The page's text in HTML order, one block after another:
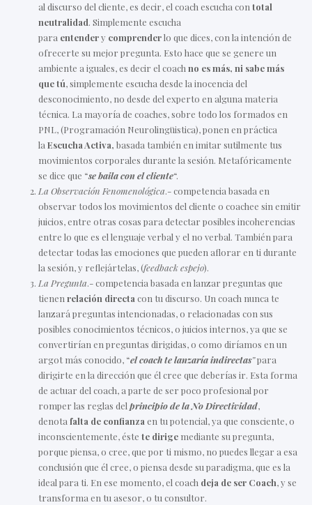
al discurso del cliente, es decir, el coach escucha con total
neutralidad. Simplemente escucha
para entendery comprenderlo que dices, con la intención de
ofrecerte su mejor pregunta. Esto hace que se genere un
ambiente a iguales, es decir el coach no es más, ni sabe más
que tú, simplemente escucha desde la inocencia del
desconocimiento, no desde del experto en alguna materia
técnica. La mayoría de coaches, sobre todo los formados en
PNL, (Programación Neurolingüistica), ponen en práctica
la Escucha Activa, basada también en imitar sutilmente tus
movimientos corporales durante la sesión. Metafóricamente
se dice que “se baila con el cliente“.
La Observación Fenomenológica.- competencia basada en
observar todos los movimientos del cliente o coachee sin emitir
juicios, entre otras cosas para detectar posibles incoherencias
entre lo que es el lenguaje verbal y el no verbal. También para
detectar todas las emociones que pueden aflorar en ti durante
la sesión, y reflejártelas, (feedback espejo).
La Pregunta.- competencia basada en lanzar preguntas que
tienen relación directa con tu discurso. Un coach nunca te
lanzará preguntas intencionadas, o relacionadas con sus
posibles conocimientos técnicos, o juicios internos, ya que se
convertirían en preguntas dirigidas, o como diríamos en un
argot más conocido, “el coach te lanzaría indirectas”para
dirigirte en la dirección que él cree que deberías ir. Esta forma
de actuar del coach, a parte de ser poco profesional por
romper las reglas del principio de la No Directividad,
denota falta de confianza en tu potencial, ya que consciente, o
inconscientemente, éste te dirige mediante su pregunta,
porque piensa, o cree, que por ti mismo, no puedes llegar a esa
conclusión que él cree, o piensa desde su paradigma, que es la
ideal para ti. En ese momento, el coach deja de ser Coach, y se
transforma en tu asesor, o tu consultor.